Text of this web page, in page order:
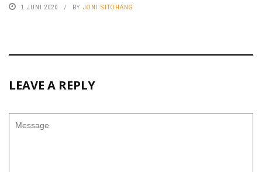
1 JUNI 2020 BY JONI SITOHANG
LEAVE A REPLY